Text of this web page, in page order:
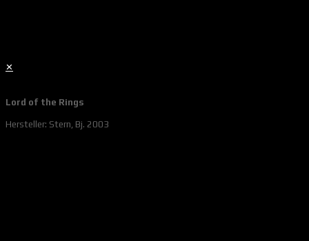
✕
Lord of the Rings
Hersteller: Stern, Bj. 2003